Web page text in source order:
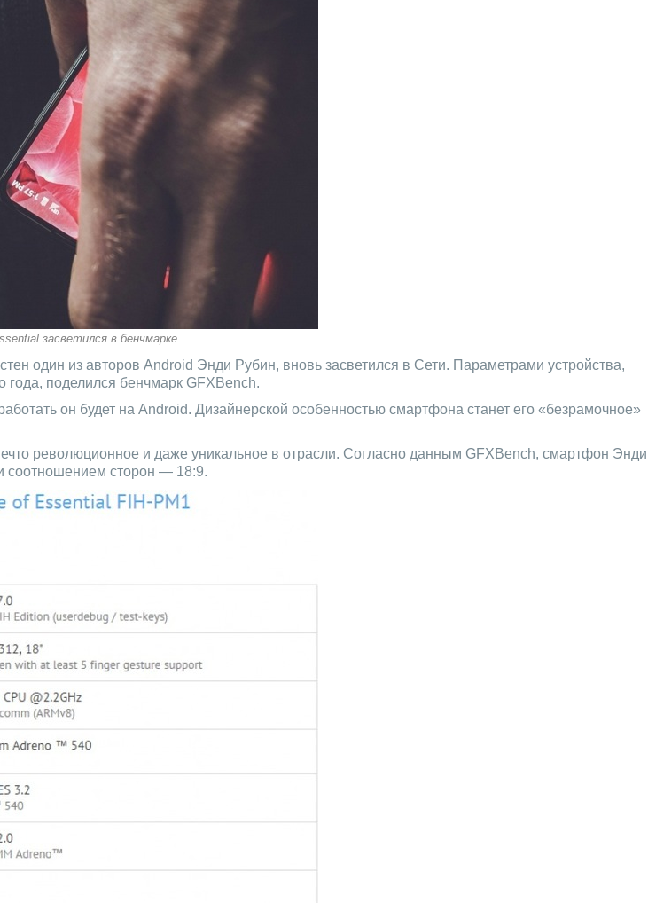
засветился в бенчмарке
один из авторов Android Энди Рубин, вновь засветился в Сети. Параметрами устройства,
поделился бенчмарк GFXBench.
он будет на Android. Дизайнерской особенностью смартфона станет его «безрамочное»
революционное и даже уникальное в отрасли. Согласно данным GFXBench, смартфон Энди
соотношением сторон — 18:9.